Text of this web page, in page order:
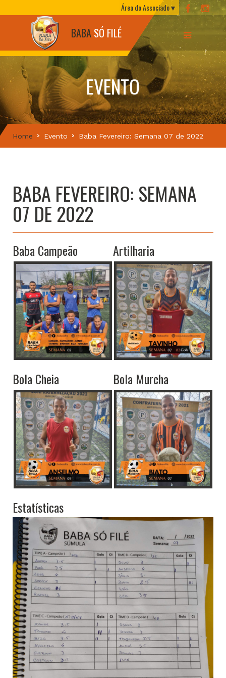
Área do Associado
BABA SÓ FILÉ
EVENTO
Home Evento Baba Fevereiro: Semana 07 de 2022
BABA FEVEREIRO: SEMANA
07 DE 2022
Baba Campeão Artilharia
Bola Cheia Bola Murcha
Estatísticas